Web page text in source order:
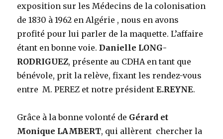
exposition sur les Médecins de la colonisation
de 1830 à 1962 en Algérie , nous en avons
profité pour lui parler de la maquette. L’affaire
étant en bonne voie.Danielle LONG-
RODRIGUEZ, présente au CDHA en tant que
bénévole, prit la relève, fixant les rendez-vous
entre M. PEREZ et notre présidentE.REYNE.
Grâce à la bonne volonté de Gérard et
Monique LAMBERT, qui allèrent chercher la